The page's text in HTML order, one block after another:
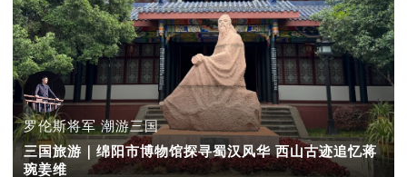
罗伦斯将军 潮游三国
三国旅游｜绵阳市博物馆探寻蜀汉风华 西山古迹追忆蒋
琬姜维